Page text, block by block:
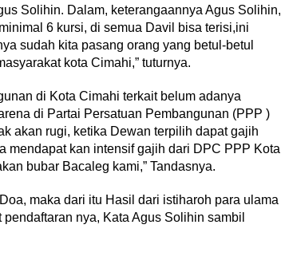
Solihin. Dalam, keterangaannya Agus Solihin,
6 kursi, di semua Davil bisa terisi,ini
sudah kita pasang orang yang betul-betul
kota Cimahi,” tuturnya.
di Kota Cimahi terkait belum adanya
di Partai Persatuan Pembangunan (PPP )
akan rugi, ketika Dewan terpilih dapat gajih
mendapat kan intensif gajih dari DPC PPP Kota
bubar Bacaleg kami,” Tandasnya.
maka dari itu Hasil dari istiharoh para ulama
nya, Kata Agus Solihin sambil